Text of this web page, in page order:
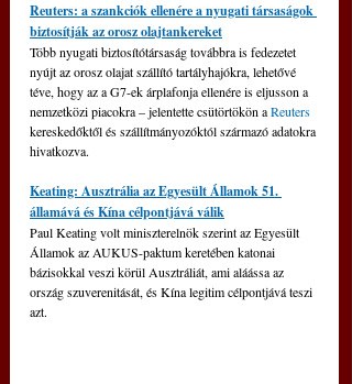
Reuters: a szankciók ellenére a nyugati társaságok
biztosítják az orosz olajtankereket
Több nyugati biztosítótársaság továbbra is fedezetet
nyújt az orosz olajat szállító tartályhajókra, lehetővé
téve, hogy az a G7-ek árplafonja ellenére is eljusson a
nemzetközi piacokra – jelentette csütörtökön a Reuters
kereskedőktől és szállítmányozóktól származó adatokra
hivatkozva.
Keating: Ausztrália az Egyesült Államok 51.
államává és Kína célpontjává válik
Paul Keating volt miniszterelnök szerint az Egyesült
Államok az AUKUS-paktum keretében katonai
bázisokkal veszi körül Ausztráliát, ami aláássa az
ország szuverenitását, és Kína legitim célpontjává teszi
azt.